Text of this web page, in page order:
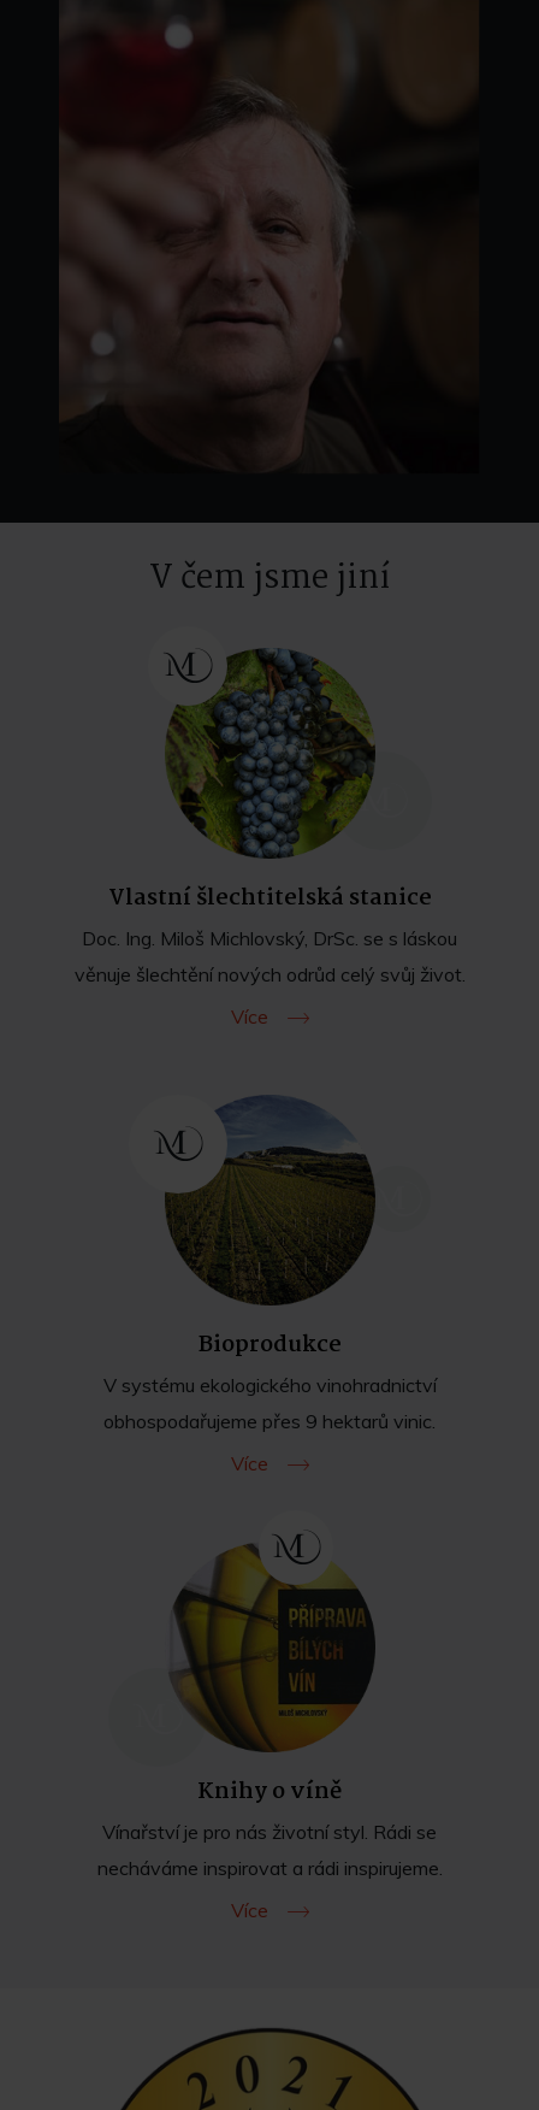
V čem jsme jiní
Vlastní šlechtitelská stanice
Doc. Ing. Miloš Michlovský, DrSc. se s láskou
věnuje šlechtění nových odrůd celý svůj život.
Více
Bioprodukce
V systému ekologického vinohradnictví
obhospodařujeme přes 9 hektarů vinic.
Více
Knihy o víně
Vínařství je pro nás životní styl. Rádi se
necháváme inspirovat a rádi inspirujeme.
Více